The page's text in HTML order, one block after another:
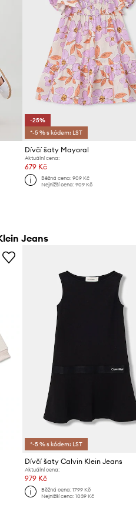
-25%
*-5 % s kódem: LST
Dívčí šaty Mayoral
Aktuální cena:
679 Kč
Běžná cena: 909 Kč
Nejnižší cena: 909 Kč
Jeans
*-5 % s kódem: LST
Dívčí šaty Calvin Klein Jeans
Aktuální cena:
979 Kč
Běžná cena: 1799 Kč
Nejnižší cena: 1039 Kč